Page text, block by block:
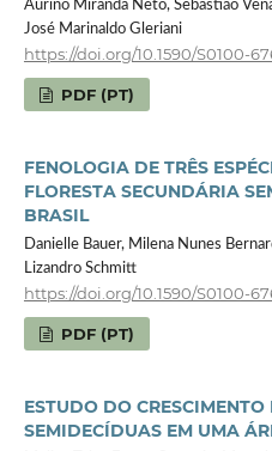
Aurino Miranda Neto, Sebastião
José Marinaldo Gleriani
https://doi.org/10.1590/S0100-
PDF (PT)
FENOLOGIA DE TRÊS
FLORESTA SECUNDÁRIA
BRASIL
Danielle Bauer, Milena Nunes
Lizandro Schmitt
https://doi.org/10.1590/S0100-
PDF (PT)
ESTUDO DO CRESCIMENTO
SEMIDECÍDUAS EM UMA